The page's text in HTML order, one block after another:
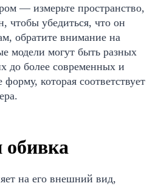
— измерьте пространство,
чтобы убедиться, что он
обратите внимание на
модели могут быть разных
до более современных и
которая соответствует
на его внешний вид,